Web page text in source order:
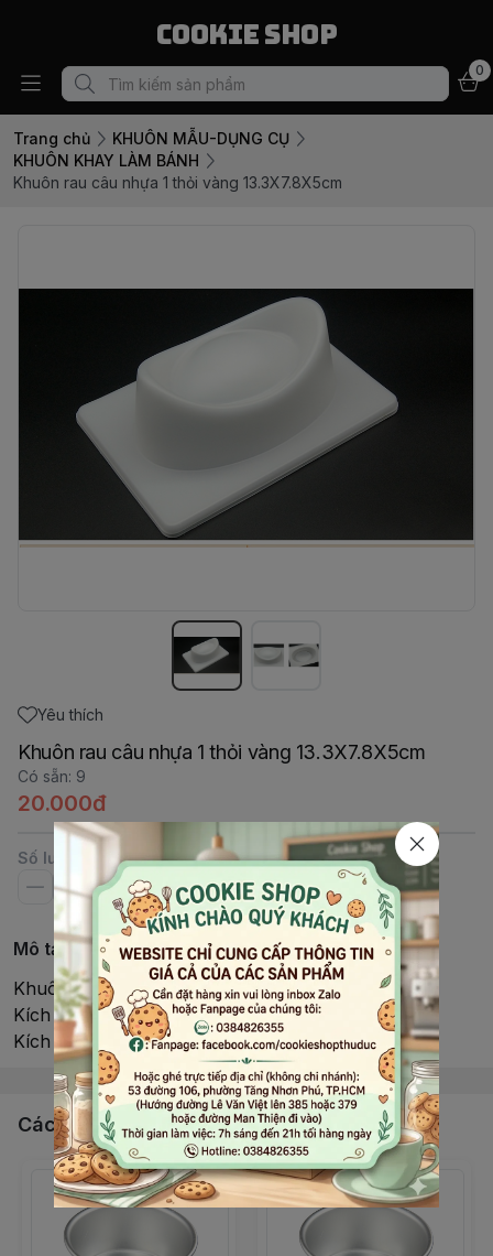
Cookie Shop
0
Trang chủ
KHUÔN MẪU-DỤNG CỤ
KHUÔN KHAY LÀM BÁNH
Khuôn rau câu nhựa 1 thỏi vàng 13.3X7.8X5cm
Yêu thích
Khuôn rau câu nhựa 1 thỏi vàng 13.3X7.8X5cm
Có sẵn: 9
20.000đ
Số lượng
Mô tả chi tiết
Khuôn rau câu nhựa 1 thỏi vàng
Kích thước thỏi vàng: 13.3X7.8X5cm
Kích thước cả khuôn: 16.5X11cm
Các sản phẩm, dịch vụ khác